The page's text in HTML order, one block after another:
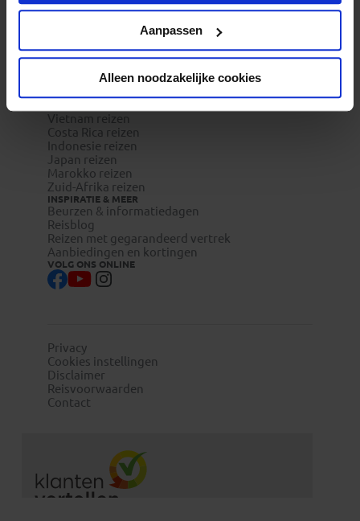
Aanpassen
Alleen noodzakelijke cookies
Reisdocumenten aanvragen
Reisverzekeringen
Groepsreizen
Festivalreizen
Familiereizen 6+
Vietnam reizen
Costa Rica reizen
Indonesie reizen
Japan reizen
Marokko reizen
Zuid-Afrika reizen
INSPIRATIE & MEER
Beurzen & informatiedagen
Reisblog
Reizen met gegarandeerd vertrek
Aanbiedingen en kortingen
VOLG ONS ONLINE
Privacy
Cookies instellingen
Disclaimer
Reisvoorwaarden
Contact